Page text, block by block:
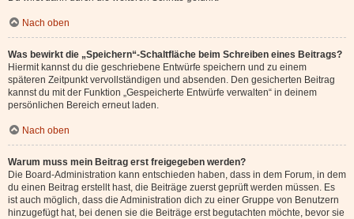
Nach oben
Was bewirkt die „Speichern“-Schaltfläche beim Schreiben eines Beitrags?
Hiermit kannst du die geschriebene Entwürfe speichern und zu einem
späteren Zeitpunkt vervollständigen und absenden. Den gesicherten Beitrag
kannst du mit der Funktion „Gespeicherte Entwürfe verwalten“ in deinem
persönlichen Bereich erneut laden.
Nach oben
Warum muss mein Beitrag erst freigegeben werden?
Die Board-Administration kann entschieden haben, dass in dem Forum, in dem
du einen Beitrag erstellt hast, die Beiträge zuerst geprüft werden müssen. Es
ist auch möglich, dass die Administration dich zu einer Gruppe von Benutzern
hinzugefügt hat, bei denen sie die Beiträge erst begutachten möchte, bevor sie